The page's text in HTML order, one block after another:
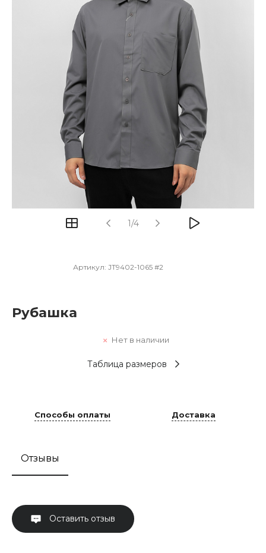
1/4
Артикул: JT9402-1065 #2
Рубашка
Нет в наличии
Таблица размеров
Способы оплаты Доставка
Отзывы
Оставить отзыв